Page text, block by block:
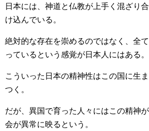
日本には、神道と仏教が上手く混ざり
け込んでいる。
絶対的な存在を崇めるのではなく、全
っているという感覚が日本人にはある。
こういった日本の精神性はこの国に生
つく。
だが、異国で育った人々にはこの精神
会が異常に映るという。